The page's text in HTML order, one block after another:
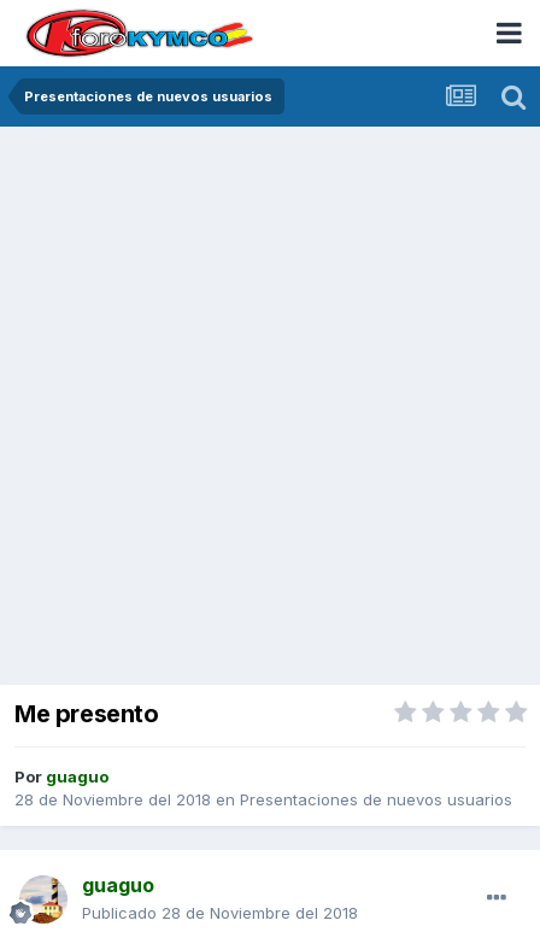
Presentaciones de nuevos usuarios
Me presento
Por guaguo
28 de Noviembre del 2018 en Presentaciones de nuevos usuarios
guaguo
Publicado 28 de Noviembre del 2018